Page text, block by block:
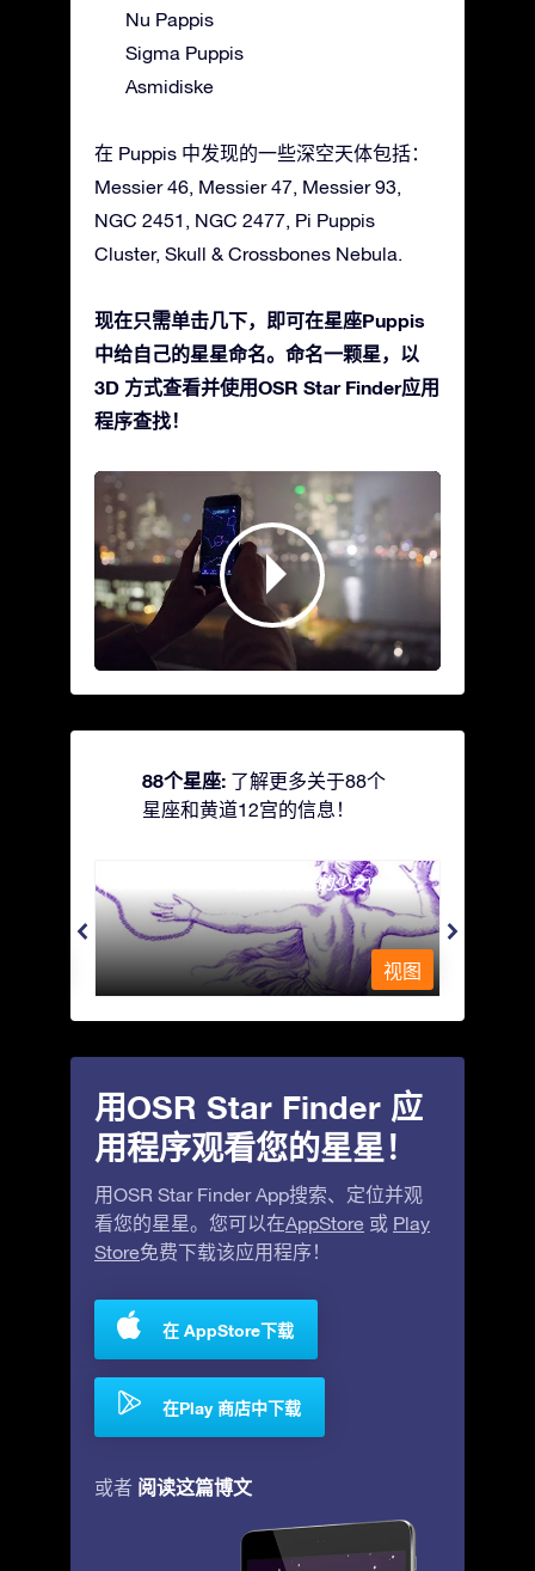
Nu Pappis
Sigma Puppis
Asmidiske
在 Puppis 中发现的一些深空天体包括：
Messier 46, Messier 47, Messier 93,
NGC 2451, NGC 2477, Pi Puppis
Cluster, Skull & Crossbones Nebula.
现在只需单击几下，即可在星座Puppis
中给自己的星星命名。命名一颗星，以
3D 方式查看并使用OSR Star Finder应用
程序查找！
88个星座: 了解更多关于88个
星座和黄道12宫的信息！
Andromeda - 被铁链锁着的少女
视图
用OSR Star Finder 应
用程序观看您的星星！
用OSR Star Finder App搜索、定位并观
看您的星星。您可以在AppStore 或 Play
Store免费下载该应用程序！
在 AppStore下载
在Play 商店中下载
或者 阅读这篇博文